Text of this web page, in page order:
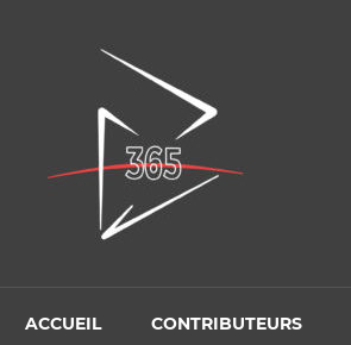
ACCUEIL CONTRIBUTEURS